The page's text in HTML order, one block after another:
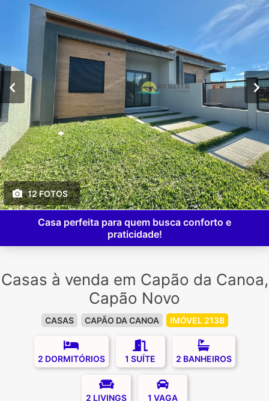
12 FOTOS
Casa perfeita para quem busca conforto e
praticidade!
Casas à venda em Capão da Canoa,
Capão Novo
CASAS CAPÃO DA CANOA IMÓVEL 2138
2 DORMITÓRIOS 1 SUÍTE 2 BANHEIROS
2 LIVINGS 1 VAGA